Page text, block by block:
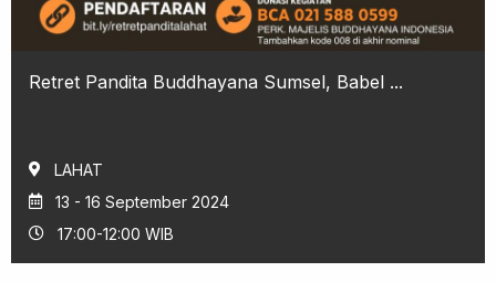
Retret Pandita Buddhayana Sumsel, Babel ...
LAHAT
13 - 16 September 2024
17:00-12:00 WIB